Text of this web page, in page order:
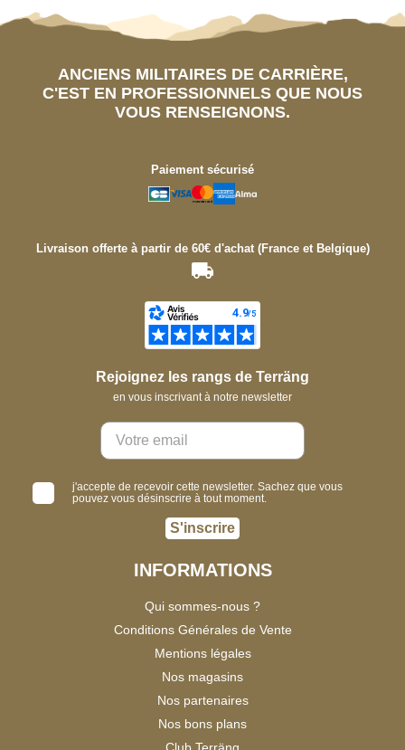
ANCIENS MILITAIRES DE CARRIÈRE,
C'EST EN PROFESSIONNELS QUE NOUS
VOUS RENSEIGNONS.
Paiement sécurisé
Livraison offerte à partir de 60€ d'achat (France et Belgique)
Rejoignez les rangs de Terräng
en vous inscrivant à notre newsletter
j'accepte de recevoir cette newsletter. Sachez que vous
pouvez vous désinscrire à tout moment.
S'inscrire
INFORMATIONS
Qui sommes-nous ?
Conditions Générales de Vente
Mentions légales
Nos magasins
Nos partenaires
Nos bons plans